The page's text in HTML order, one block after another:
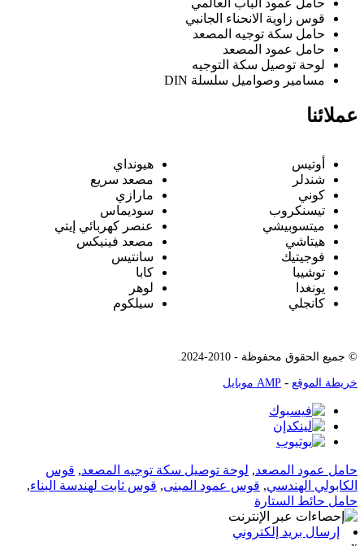
حامل عمود الباب العالمي
قوس زاوية الانحناء الجانبي
حامل سكة توجيه المصعد
حامل عمود المصعد
لوحة توصيل سكة التوجيه
مسامير وصواميل سلسلة DIN
عملائنا
أوتيس
شندلر
كوني
تيسنكروب
ميتسوبيشي
هيتاشي
فوجيتيك
توشيبا
يونغدا
كانجلي
هيونداي
مصعد سريع
مارازي
سوديماس
عنصر كهربائي إيتي
مصعد فينيكس
سانتيس
كابا
لوهر
سيلكوم
© جميع الحقوق محفوظة - 2010-2024.
خريطة الموقع - AMP موبايل
حامل عمود المصعد, لوحة توصيل سكة توجيه المصعد, قوس
الكابولي الهندسي, قوس عمود المبنى, قوس ثابت لهندسة البناء,
حامل حائط الستارة
إرسال بريد إلكتروني